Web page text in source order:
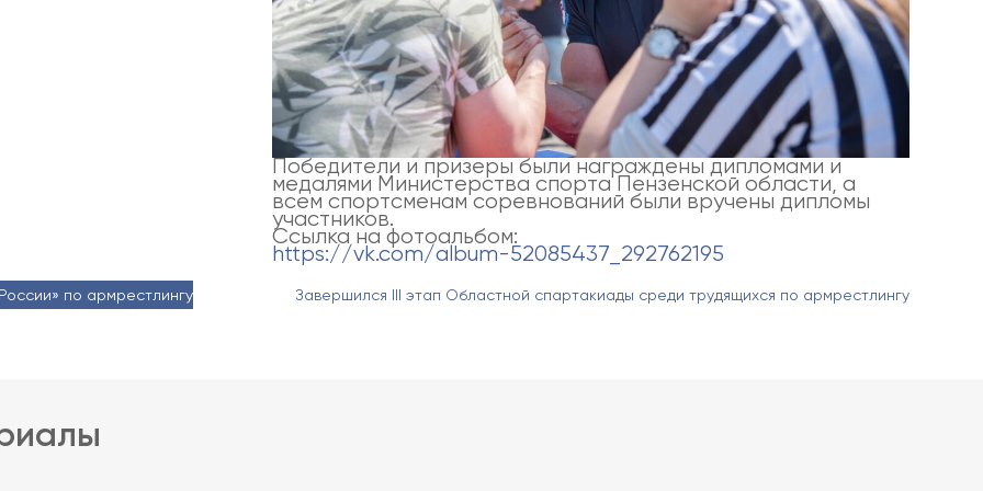
Победители и призеры были награждены дипломами и
медалями Министерства спорта Пензенской области, а
всем спортсменам соревнований были вручены дипломы
участников.
Ссылка на фотоальбом:
https://vk.com/album-52085437_292762195
по армрестлингу
Завершился III этап Областной спартакиады среди трудящихся по армрестлингу